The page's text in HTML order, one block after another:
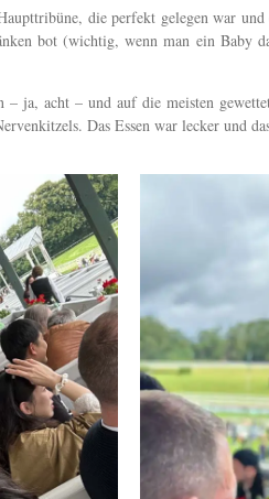
die perfekt gelegen war
bot (wichtig, wenn man ein Baby
– ja, acht – und auf die meisten
Das Essen war lecker und